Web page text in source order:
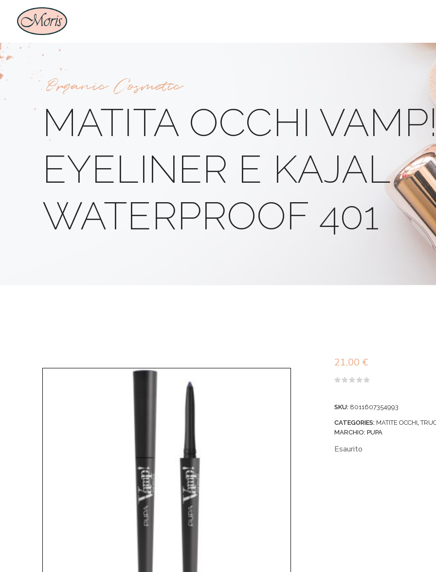
Organic Cosmetic
MATITA OCCHI
EYELINER E KAJAL
WATERPROOF 401
21,00 €
5
SKU: 8011607354993
CATEGORIES: MATITE OCCHI,
MARCHIO: PUPA
Esaurito